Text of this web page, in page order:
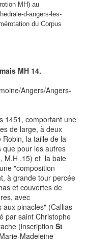
MH) au
d-angers-les-
du Corpus
MH 14.
Angers/Angers-
1451, comportant une
de large, à deux
la taille de la
que pour les autres
M.H .15) et la baie
"composition
à grande tour percée
et couvertes de
avec
pinacles" (Callias
par saint Christophe
(inscription St
Madeleine